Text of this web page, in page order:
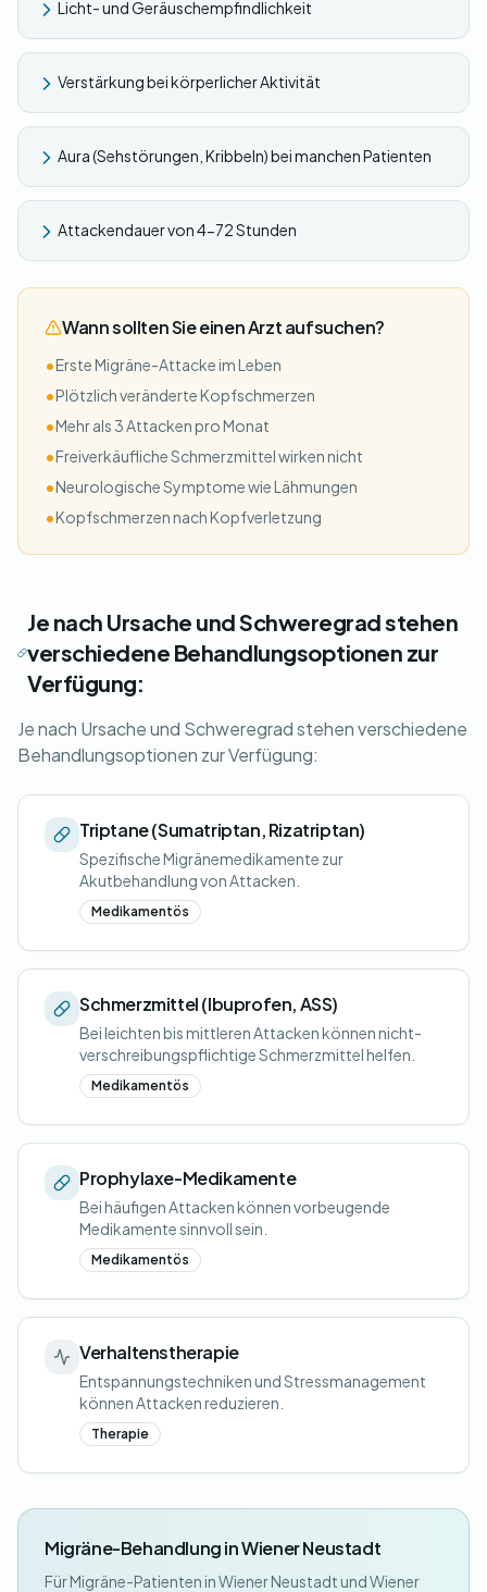
Licht- und Geräuschempfindlichkeit
Verstärkung bei körperlicher Aktivität
Aura (Sehstörungen, Kribbeln) bei manchen Patienten
Attackendauer von 4-72 Stunden
Wann sollten Sie einen Arzt aufsuchen?
•Erste Migräne-Attacke im Leben
•Plötzlich veränderte Kopfschmerzen
•Mehr als 3 Attacken pro Monat
•Freiverkäufliche Schmerzmittel wirken nicht
•Neurologische Symptome wie Lähmungen
•Kopfschmerzen nach Kopfverletzung
Je nach Ursache und Schweregrad stehen
verschiedene Behandlungsoptionen zur
Verfügung:
Je nach Ursache und Schweregrad stehen verschiedene
Behandlungsoptionen zur Verfügung:
Triptane (Sumatriptan, Rizatriptan)
Spezifische Migränemedikamente zur
Akutbehandlung von Attacken.
Medikamentös
Schmerzmittel (Ibuprofen, ASS)
Bei leichten bis mittleren Attacken können nicht-
verschreibungspflichtige Schmerzmittel helfen.
Medikamentös
Prophylaxe-Medikamente
Bei häufigen Attacken können vorbeugende
Medikamente sinnvoll sein.
Medikamentös
Verhaltenstherapie
Entspannungstechniken und Stressmanagement
können Attacken reduzieren.
Therapie
Migräne-Behandlung in Wiener Neustadt
Für Migräne-Patienten in Wiener Neustadt und Wiener